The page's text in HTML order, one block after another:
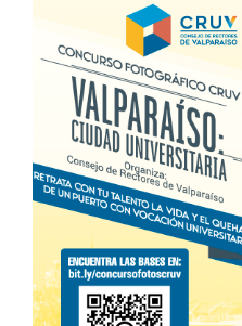
Estudiantes
Académicos
Funcionarios
Alumni
English